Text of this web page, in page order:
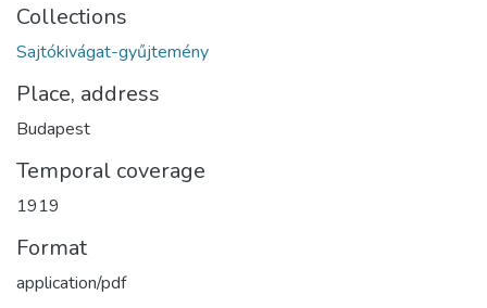
Collections
Sajtókivágat-gyűjtemény
Place, address
Budapest
Temporal coverage
1919
Format
application/pdf